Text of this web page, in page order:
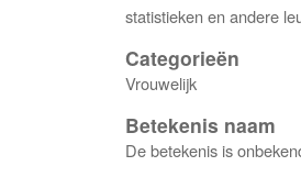
statistieken en andere
Categorieën
Vrouwelijk
Betekenis naam
De betekenis is